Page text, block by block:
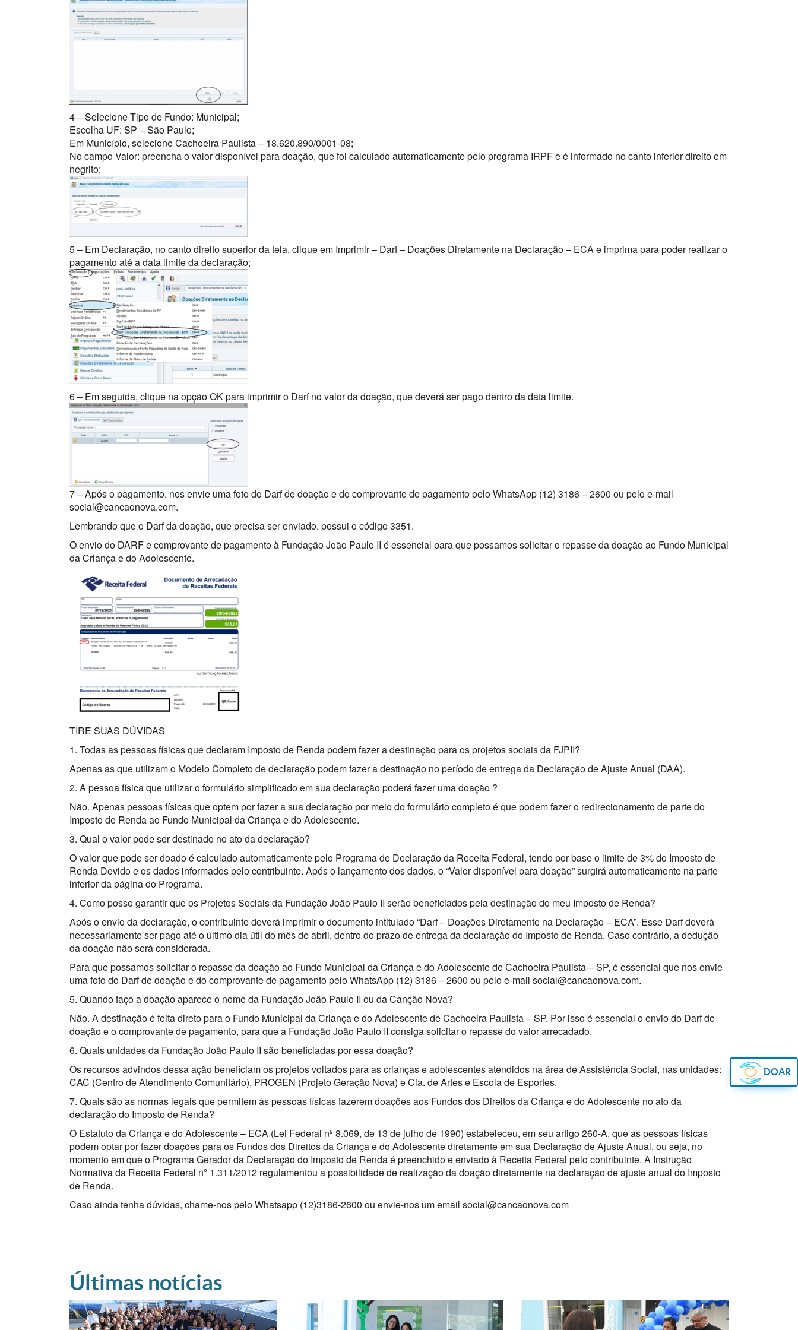
4 – Selecione Tipo de Fundo: Municipal;
Escolha UF: SP – São Paulo;
Em Município, selecione Cachoeira Paulista – 18.620.890/0001-08;
No campo Valor: preencha o valor disponível para doação, que foi calculado automaticamente pelo programa IRPF e é informado no canto inferior direito em
negrito;
5 – Em Declaração, no canto direito superior da tela, clique em Imprimir – Darf – Doações Diretamente na Declaração – ECA e imprima para poder realizar o
pagamento até a data limite da declaração;
6 – Em seguida, clique na opção OK para imprimir o Darf no valor da doação, que deverá ser pago dentro da data limite.
7 – Após o pagamento, nos envie uma foto do Darf de doação e do comprovante de pagamento pelo WhatsApp (12) 3186 – 2600 ou pelo e-mail
social@cancaonova.com.
Lembrando que o Darf da doação, que precisa ser enviado, possui o código 3351.
O envio do DARF e comprovante de pagamento à Fundação João Paulo II é essencial para que possamos solicitar o repasse da doação ao Fundo Municipal
da Criança e do Adolescente.
TIRE SUAS DÚVIDAS
1. Todas as pessoas físicas que declaram Imposto de Renda podem fazer a destinação para os projetos sociais da FJPII?
Apenas as que utilizam o Modelo Completo de declaração podem fazer a destinação no período de entrega da Declaração de Ajuste Anual (DAA).
2. A pessoa física que utilizar o formulário simplificado em sua declaração poderá fazer uma doação ?
Não. Apenas pessoas físicas que optem por fazer a sua declaração por meio do formulário completo é que podem fazer o redirecionamento de parte do
Imposto de Renda ao Fundo Municipal da Criança e do Adolescente.
3. Qual o valor pode ser destinado no ato da declaração?
O valor que pode ser doado é calculado automaticamente pelo Programa de Declaração da Receita Federal, tendo por base o limite de 3% do Imposto de
Renda Devido e os dados informados pelo contribuinte. Após o lançamento dos dados, o “Valor disponível para doação” surgirá automaticamente na parte
inferior da página do Programa.
4. Como posso garantir que os Projetos Sociais da Fundação João Paulo II serão beneficiados pela destinação do meu Imposto de Renda?
Após o envio da declaração, o contribuinte deverá imprimir o documento intitulado “Darf – Doações Diretamente na Declaração – ECA”. Esse Darf deverá
necessariamente ser pago até o último dia útil do mês de abril, dentro do prazo de entrega da declaração do Imposto de Renda. Caso contrário, a dedução
da doação não será considerada.
Para que possamos solicitar o repasse da doação ao Fundo Municipal da Criança e do Adolescente de Cachoeira Paulista – SP, é essencial que nos envie
uma foto do Darf de doação e do comprovante de pagamento pelo WhatsApp (12) 3186 – 2600 ou pelo e-mail social@cancaonova.com.
5. Quando faço a doação aparece o nome da Fundação João Paulo II ou da Canção Nova?
Não. A destinação é feita direto para o Fundo Municipal da Criança e do Adolescente de Cachoeira Paulista – SP. Por isso é essencial o envio do Darf de
doação e o comprovante de pagamento, para que a Fundação João Paulo II consiga solicitar o repasse do valor arrecadado.
6. Quais unidades da Fundação João Paulo II são beneficiadas por essa doação?
Os recursos advindos dessa ação beneficiam os projetos voltados para as crianças e adolescentes atendidos na área de Assistência Social, nas unidades:
CAC (Centro de Atendimento Comunitário), PROGEN (Projeto Geração Nova) e Cia. de Artes e Escola de Esportes.
7. Quais são as normas legais que permitem às pessoas físicas fazerem doações aos Fundos dos Direitos da Criança e do Adolescente no ato da
declaração do Imposto de Renda?
O Estatuto da Criança e do Adolescente – ECA (Lei Federal nº 8.069, de 13 de julho de 1990) estabeleceu, em seu artigo 260-A, que as pessoas físicas
podem optar por fazer doações para os Fundos dos Direitos da Criança e do Adolescente diretamente em sua Declaração de Ajuste Anual, ou seja, no
momento em que o Programa Gerador da Declaração do Imposto de Renda é preenchido e enviado à Receita Federal pelo contribuinte. A Instrução
Normativa da Receita Federal nº 1.311/2012 regulamentou a possibilidade de realização da doação diretamente na declaração de ajuste anual do Imposto
de Renda.
Caso ainda tenha dúvidas, chame-nos pelo Whatsapp (12)3186-2600 ou envie-nos um email social@cancaonova.com
Últimas notícias
DOAR